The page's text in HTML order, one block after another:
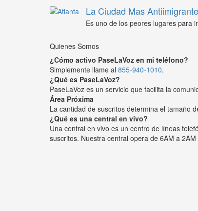
La Ciudad Mas
Es uno de los peores lugares para
Quienes Somos
¿Cómo activo PaseLaVoz en mi teléfono?
Simplemente llame al 855-940-1010.
¿Qué es PaseLaVoz?
PaseLaVoz es un servicio que facilita la
Área Próxima
La cantidad de suscritos determina el tamaño
¿Qué es una central en vivo?
Una central en vivo es un centro de líneas
suscritos. Nuestra central opera de 6AM a